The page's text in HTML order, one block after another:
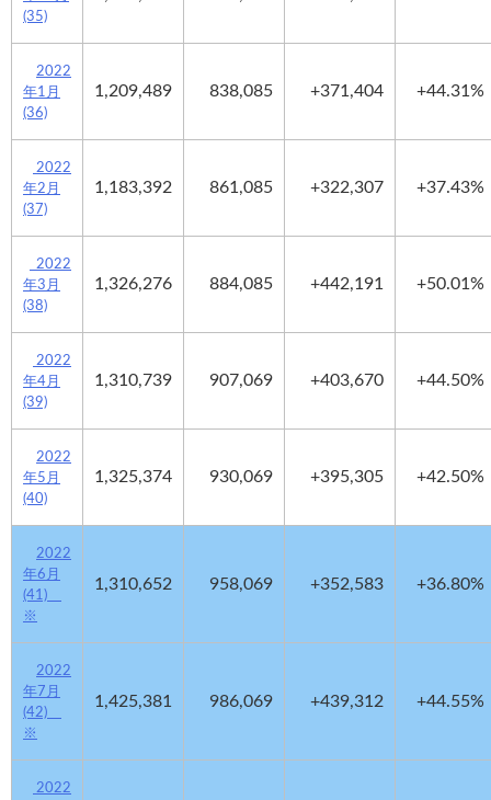
(35)
2022
年1月
(36)
1,209,489 838,085 +371,404 +44.31%
2022
年2月
(37)
1,183,392 861,085 +322,307 +37.43%
2022
年3月
(38)
1,326,276 884,085 +442,191 +50.01%
2022
年4月
(39)
1,310,739 907,069 +403,670 +44.50%
2022
年5月
(40)
1,325,374 930,069 +395,305 +42.50%
2022
年6月
(41)
※
1,310,652 958,069 +352,583 +36.80%
2022
年7月
(42)
※
1,425,381 986,069 +439,312 +44.55%
2022